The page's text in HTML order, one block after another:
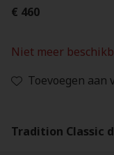
€ 460
Niet meer
Toevoegen
Tradition Classic